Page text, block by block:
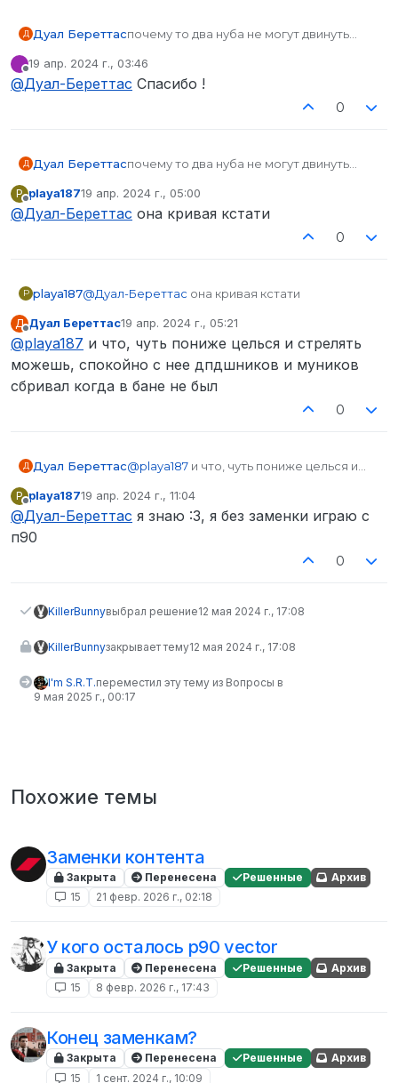
Д Дуал Береттаспочему то два нуба не могут двинуть
брадок
https://drive.google.com/drive/folders/1I7gd
yqtSWod5atb81C5hPlWEbwwop7q-?
Не в сети
19 апр. 2024 г., 03:46
отредактировано
@Дуал-Береттас Спасибо !
0
Д Дуал Береттаспочему то два нуба не могут двинуть
брадок
https://drive.google.com/drive/folders/1I7gd
yqtSWod5atb81C5hPlWEbwwop7q-?
P
Не в сети
playa18719 апр. 2024 г., 05:00
отредактировано
@Дуал-Береттас она кривая кстати
0
P playa187@Дуал-Береттас она кривая кстати
Д
Не в сети
Дуал Береттас19 апр. 2024 г., 05:21
отредактировано
@playa187 и что, чуть пониже целься и стрелять
можешь, спокойно с нее дпдшников и муников
сбривал когда в бане не был
0
Д Дуал Береттас@playa187 и что, чуть пониже целься и
дпдшников и муников сбривал когда в
бане не был
P
Не в сети
playa18719 апр. 2024 г., 11:04
отредактировано
@Дуал-Береттас я знаю :3, я без заменки играю с
п90
0
KillerBunnyвыбрал решение12 мая 2024 г., 17:08
KillerBunnyзакрывает тему12 мая 2024 г., 17:08
I'm S.R.T.переместил эту тему из Вопросы в
9 мая 2025 г., 00:17
Похожие темы
Заменки контента
Закрыта Перенесена Решенные
Архив
15
21 февр. 2026 г., 02:18
У кого осталось p90 vector
Закрыта Перенесена Решенные
Архив
15
8 февр. 2026 г., 17:43
Конец заменкам?
Закрыта Перенесена Решенные
Архив
15
1 сент. 2024 г., 10:09